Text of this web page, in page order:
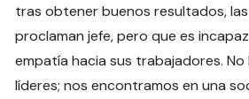
tras obtener buenos resultados,
proclaman jefe, pero que es
empatía hacia sus trabajadores.
líderes; nos encontramos en una